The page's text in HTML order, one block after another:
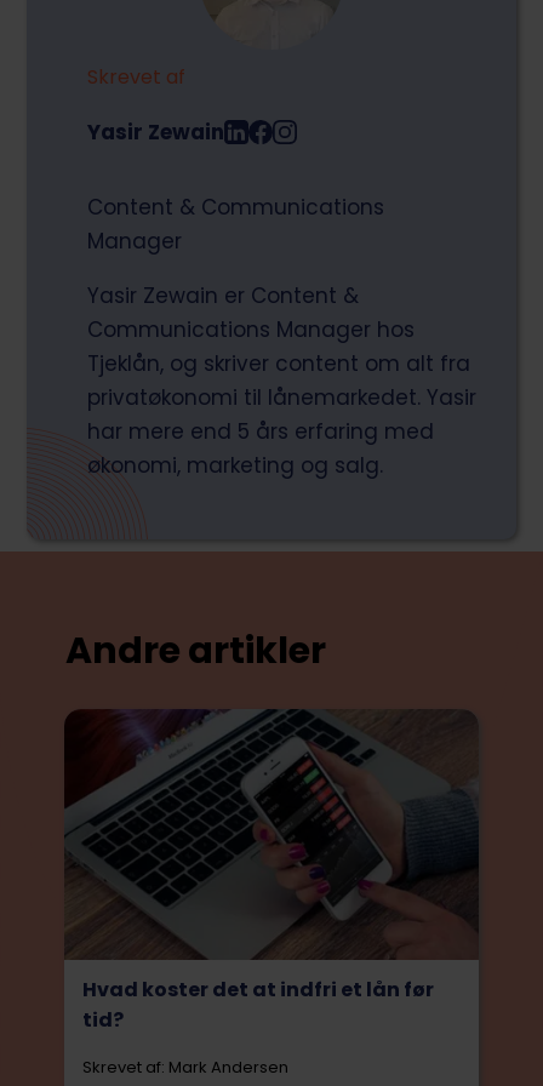
Skrevet af
Yasir Zewain
Content & Communications
Manager
Yasir Zewain er Content &
Communications Manager hos
Tjeklån, og skriver content om alt fra
privatøkonomi til lånemarkedet. Yasir
har mere end 5 års erfaring med
økonomi, marketing og salg.
Andre artikler
Hvad koster det at indfri et lån før
tid?
Skrevet af: Mark Andersen